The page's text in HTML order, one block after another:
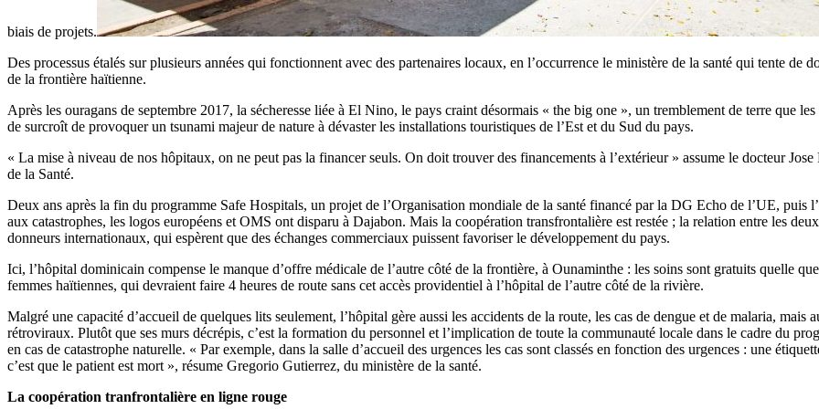
biais de projets.
Des processus étalés sur plusieurs années qui fonctionnent avec des partenaires locaux, en l’occurrence le ministère de la santé qui tente de
de la frontière haïtienne.
Après les ouragans de septembre 2017, la sécheresse liée à El Nino, le pays craint désormais « the big one », un tremblement de terre que
de surcroît de provoquer un tsunami majeur de nature à dévaster les installations touristiques de l’Est et du Sud du pays.
« La mise à niveau de nos hôpitaux, on ne peut pas la financer seuls. On doit trouver des financements à l’extérieur » assume le docteur
de la Santé.
Deux ans après la fin du programme Safe Hospitals, un projet de l’Organisation mondiale de la santé financé par la DG Echo de l’UE, puis
aux catastrophes, les logos européens et OMS ont disparu à Dajabon. Mais la coopération transfrontalière est restée ; la relation entre les
donneurs internationaux, qui espèrent que des échanges commerciaux puissent favoriser le développement du pays.
Ici, l’hôpital dominicain compense le manque d’offre médicale de l’autre côté de la frontière, à Ounaminthe : les soins sont gratuits quelle
femmes haïtiennes, qui devraient faire 4 heures de route sans cet accès providentiel à l’hôpital de l’autre côté de la rivière.
Malgré une capacité d’accueil de quelques lits seulement, l’hôpital gère aussi les accidents de la route, les cas de dengue et de malaria,
rétroviraux. Plutôt que ses murs décrépis, c’est la formation du personnel et l’implication de toute la communauté locale dans le cadre du
en cas de catastrophe naturelle. « Par exemple, dans la salle d’accueil des urgences les cas sont classés en fonction des urgences : une
c’est que le patient est mort », résume Gregorio Gutierrez, du ministère de la santé.
La coopération tranfrontalière en ligne rouge